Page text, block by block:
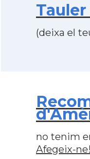
(deixa el
no tenim
Afegeix-ne!